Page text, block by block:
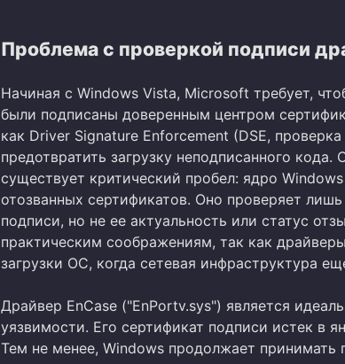
Проблема с проверкой подписи
Начиная с Windows Vista, Microsoft требует,
были подписаны доверенным центром
как Driver Signature Enforcement (DSE,
предотвратить загрузку неподписанного
существует критический пробел: ядро
отозванных сертификатов. Оно проверяет
подписи, но не ее актуальность или статус
практическим соображениям, так как
загрузки ОС, когда сетевая инфраструктура
Драйвер EnCase ("EnPortv.sys") является
уязвимости. Его сертификат подписи истек в
Тем не менее, Windows продолжает принимать